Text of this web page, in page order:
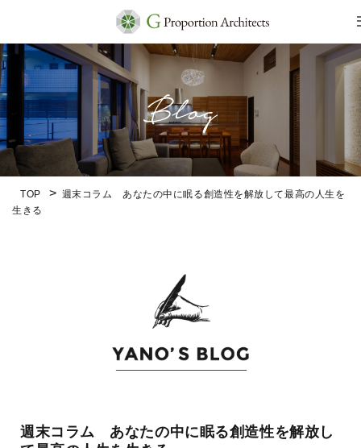
TOP
週末コラム あなたの中に眠る創造性を解放して最高の人生を
生きる
週末コラム あなたの中に眠る創造性を解放し